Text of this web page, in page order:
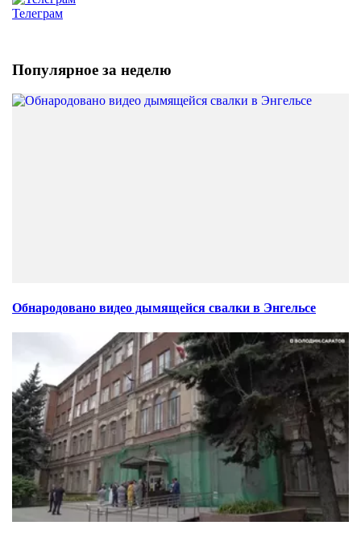
Телеграм
Популярное за неделю
Обнародовано видео дымящейся свалки в Энгельсе